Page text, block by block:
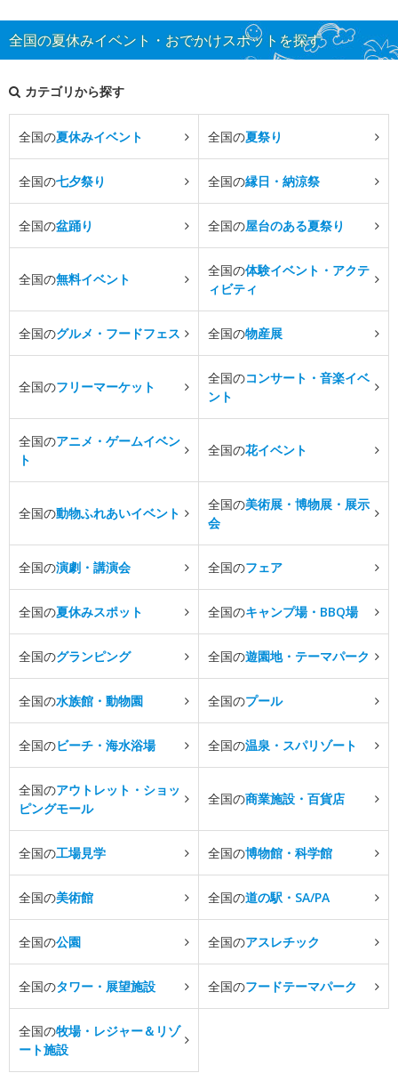
全国の夏休みイベント・おでかけスポットを探す
カテゴリから探す
全国の夏休みイベント 全国の夏祭り
全国の七夕祭り 全国の縁日・納涼祭
全国の盆踊り 全国の屋台のある夏祭り
全国の無料イベント
全国の体験イベント・アクテ
ィビティ
全国のグルメ・フードフェス 全国の物産展
全国のフリーマーケット
全国のコンサート・音楽イベ
ント
全国のアニメ・ゲームイベン
ト
全国の花イベント
全国の動物ふれあいイベント
全国の美術展・博物展・展示
会
全国の演劇・講演会 全国のフェア
全国の夏休みスポット 全国のキャンプ場・BBQ場
全国のグランピング 全国の遊園地・テーマパーク
全国の水族館・動物園 全国のプール
全国のビーチ・海水浴場 全国の温泉・スパリゾート
全国のアウトレット・ショッ
ピングモール
全国の商業施設・百貨店
全国の工場見学 全国の博物館・科学館
全国の美術館 全国の道の駅・SA/PA
全国の公園 全国のアスレチック
全国のタワー・展望施設 全国のフードテーマパーク
全国の牧場・レジャー＆リゾ
ート施設